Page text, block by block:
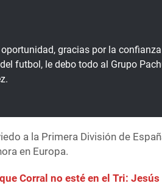
gracias por la
futbol, le debo todo al Grupo
a la Primera División de
en Europa.
Corral no esté en el Tri: